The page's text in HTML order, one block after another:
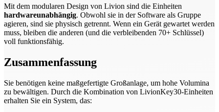
Mit dem modularen Design von Livion sind die Einheiten
hardwareunabhängig. Obwohl sie in der Software als Gruppe
agieren, sind sie physisch getrennt. Wenn ein Gerät gewartet werden
muss, bleiben die anderen (und die verbleibenden 70+ Schlüssel)
voll funktionsfähig.
Zusammenfassung
Sie benötigen keine maßgefertigte Großanlage, um hohe Volumina
zu bewältigen. Durch die Kombination von LivionKey30-Einheiten
erhalten Sie ein System, das: